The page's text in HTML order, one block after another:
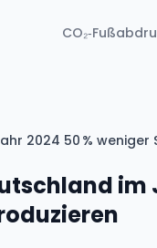
2024 50 %
im